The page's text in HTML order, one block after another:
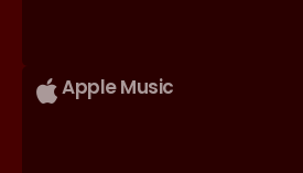
Apple Music